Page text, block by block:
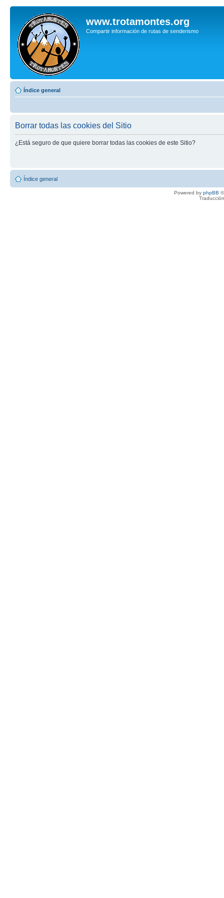
www.trotamontes.org
Compartir información de rutas de senderismo
Índice general
Borrar todas las cookies del Sitio
¿Está seguro de que quiere borrar todas las cookies de este Sitio?
Índice general
Powered by phpBB